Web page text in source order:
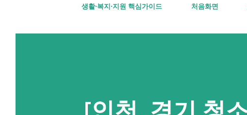
생활∙복지∙지원 핵심가이드 처음화면